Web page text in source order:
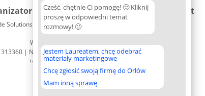
Cześć, chętnie Ci pomogę! 🙂 Kliknij
proszę w odpowiedni temat
rozmowy! 🙂
Jestem Laureatem, chcę odebrać
materiały marketingowe
Chcę zgłosić swoją firmę do Orłów
Mam inną sprawę
plebiscytu
Solutions sp. z o. o. sp. k.
ul. Ruska 22
Wrocław 50-079
| NIP 8943132676
+48 508 492 400
Plebiscyt
Lista
Laureatów
Zasady
Regulamin
Prywatności
Kontakt